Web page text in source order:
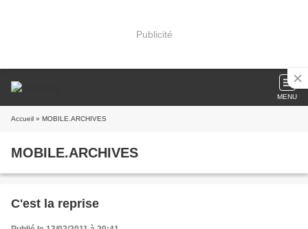
Publicité
MENU
Accueil » MOBILE.ARCHIVES
MOBILE.ARCHIVES
C'est la reprise